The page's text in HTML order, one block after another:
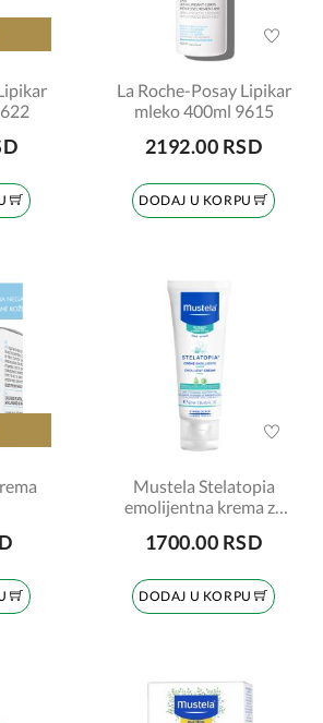
La Roche-Posay Lipikar
mleko 400ml 9615
2192.00 RSD
DODAJ U KORPU
Mustela Stelatopia
emolijentna krema za
1700.00 RSD
DODAJ U KORPU